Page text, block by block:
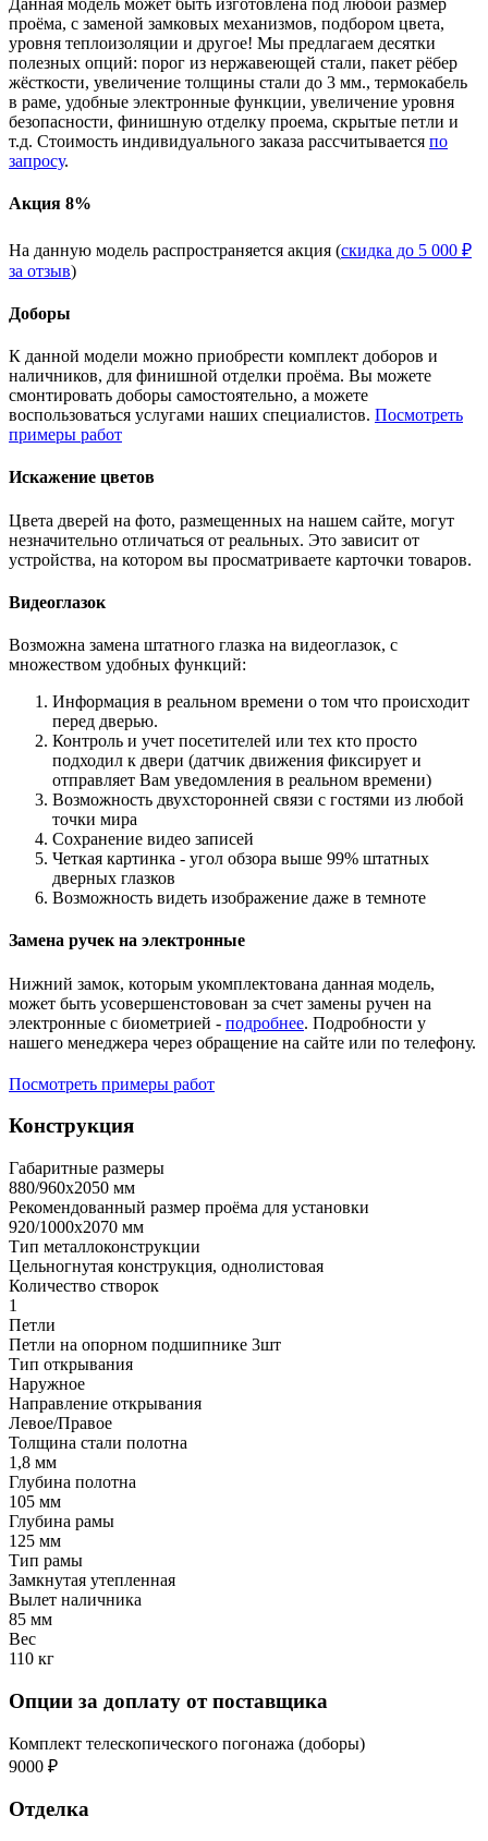
Данная модель может быть изготовлена под любой размер
проёма, с заменой замковых механизмов, подбором цвета,
уровня теплоизоляции и другое! Мы предлагаем десятки
полезных опций: порог из нержавеющей стали, пакет рёбер
жёсткости, увеличение толщины стали до 3 мм., термокабель
в раме, удобные электронные функции, увеличение уровня
безопасности, финишную отделку проема, скрытые петли и
т.д. Стоимость индивидуального заказа рассчитывается по
запросу.
Акция 8%
На данную модель распространяется акция (скидка до 5 000 ₽
за отзыв)
Доборы
К данной модели можно приобрести комплект доборов и
наличников, для финишной отделки проёма. Вы можете
смонтировать доборы самостоятельно, а можете
воспользоваться услугами наших специалистов. Посмотреть
примеры работ
Искажение цветов
Цвета дверей на фото, размещенных на нашем сайте, могут
незначительно отличаться от реальных. Это зависит от
устройства, на котором вы просматриваете карточки товаров.
Видеоглазок
Возможна замена штатного глазка на видеоглазок, с
множеством удобных функций:
Информация в реальном времени о том что происходит
перед дверью.
Контроль и учет посетителей или тех кто просто
подходил к двери (датчик движения фиксирует и
отправляет Вам уведомления в реальном времени)
Возможность двухсторонней связи с гостями из любой
точки мира
Сохранение видео записей
Четкая картинка - угол обзора выше 99% штатных
дверных глазков
Возможность видеть изображение даже в темноте
Замена ручек на электронные
Нижний замок, которым укомплектована данная модель,
может быть усовершенстовован за счет замены ручен на
электронные с биометрией - подробнее. Подробности у
нашего менеджера через обращение на сайте или по телефону.
Посмотреть примеры работ
Конструкция
Габаритные размеры
880/960х2050 мм
Рекомендованный размер проёма для установки
920/1000х2070 мм
Тип металлоконструкции
Цельногнутая конструкция, однолистовая
Количество створок
1
Петли
Петли на опорном подшипнике 3шт
Тип открывания
Наружное
Направление открывания
Левое/Правое
Толщина стали полотна
1,8 мм
Глубина полотна
105 мм
Глубина рамы
125 мм
Тип рамы
Замкнутая утепленная
Вылет наличника
85 мм
Вес
110 кг
Опции за доплату от поставщика
Комплект телескопического погонажа (доборы)
9000 ₽
Отделка